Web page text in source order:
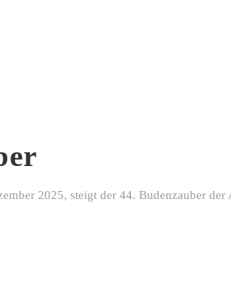
2025, steigt der 44. Budenzauber der